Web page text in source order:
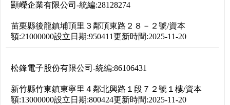
顯嶸企業有限公司 -統編:28128274
苗栗縣後龍鎮埔頂里３鄰頂東路２８－２號/資本
額:21000000設立日期:950411更新時間:2025-11-20
松鋒電子股份有限公司 -統編:86106431
新竹縣竹東鎮東寧里４鄰北興路１段７２號１樓/資本
額:13000000設立日期:800424更新時間:2025-11-20